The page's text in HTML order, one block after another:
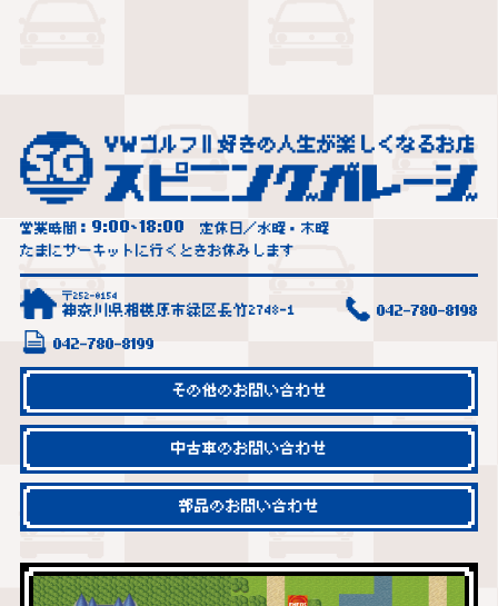
営業時間： 9:00~18:00
定休日／水曜・木曜
たまにサーキットに行くときお休みします
〒252-0154
神奈川県相模原市緑区長竹2748-1 042-780-8198
042-780-8199
その他のお問い合わせ
中古車のお問い合わせ
部品のお問い合わせ